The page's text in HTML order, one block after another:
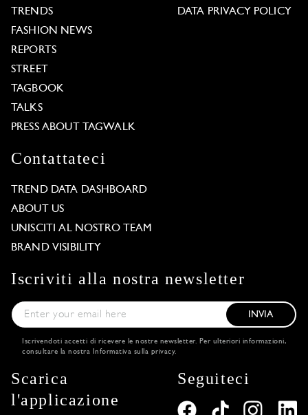
TRENDS
FASHION NEWS
REPORTS
STREET
TAGBOOK
TALKS
PRESS ABOUT TAGWALK
DATA PRIVACY POLICY
Contattateci
TREND DATA DASHBOARD
ABOUT US
UNISCITI AL NOSTRO TEAM
BRAND VISIBILITY
Iscriviti alla nostra newsletter
INVIA
Iscrivendoti accetti di ricevere le nostre newsletter. Per ulteriori informazioni,
consultare la nostra
Informativa sulla privacy.
Scarica
l'applicazione
Seguiteci